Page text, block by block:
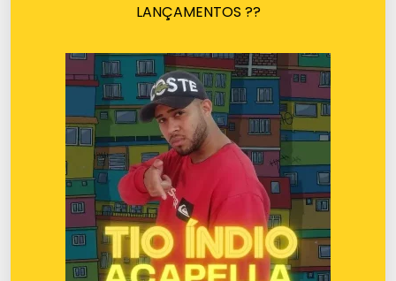
LANÇAMENTOS ??